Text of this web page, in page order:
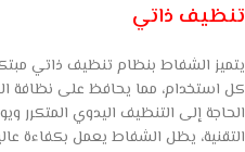
تنظيف ذاتي
يتميز الشفاط بنظام تنظيف ذاتي
كل استخدام، مما يحافظ على نظافة
الحاجة إلى التنظيف اليدوي المتكرر
التقنية، يظل الشفاط يعمل بكفاءة